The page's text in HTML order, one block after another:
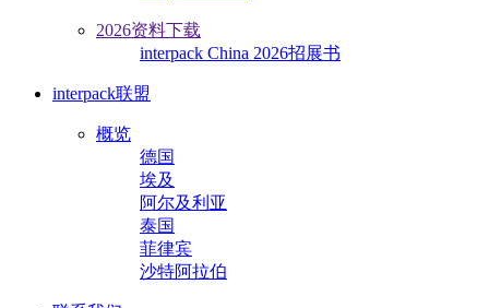
2026资料下载
interpack China 2026招展书
interpack联盟
概览
德国
埃及
阿尔及利亚
泰国
菲律宾
沙特阿拉伯